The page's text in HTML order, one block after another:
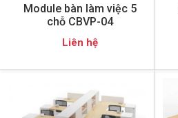
Module bàn làm việc 5
chỗ CBVP-04
Liên hệ